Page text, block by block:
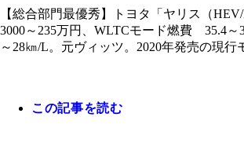
デルからグローバル名のヤリス
ような乗り味を堪能できるコン
車。2021年に約10年ぶりのフ
質感、荷室容量は同門のヤリス
無双コンパクト
経過しているが、5ナンバーサ
で、根強い人気を誇る。トヨタ
が行なうSUV。ワイルドな見
ケし、ライズはSUVのベストセ
箱SUVとして売れに売れてい
弟車の違いは顔と名前。エンジ
けたシエンタ。パワーユニット
システム出力を向上させ、燃費
のディーゼルを搭載するマツダ
マイチェンし、商品力を高めた
い走りを実現
デビューは2017年というロン
価で好燃費という三拍子そろっ
ソリン軽自動車
【総合部門最優秀】トヨタ「ヤリス（
3000～235万円、WLTCモード燃費 35.4
～28㎞/L。元ヴィッツ。2020年発売の現行
この記事を読む